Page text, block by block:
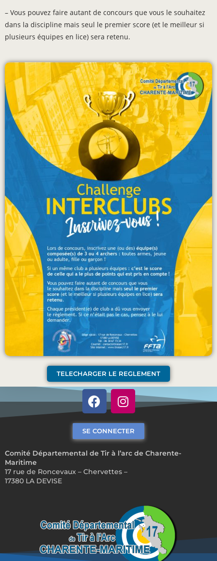
– Vous pouvez faire autant de concours que vous le souhaitez
dans la discipline mais seul le premier score (et le meilleur si
plusieurs équipes en lice) sera retenu.
TELECHARGER LE REGLEMENT
Comité Départemental de Tir à l’arc de Charente-
Maritime
17 rue de Roncevaux – Chervettes –
17380 LA DEVISE
SE CONNECTER